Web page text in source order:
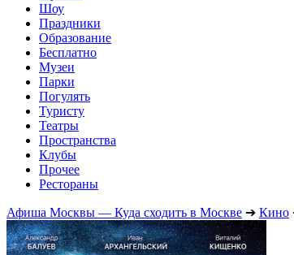
Шоу
Праздники
Образование
Бесплатно
Музеи
Парки
Погулять
Туристу
Театры
Пространства
Клубы
Прочее
Рестораны
Афиша Москвы — Куда сходить в Москве ➔ Кино